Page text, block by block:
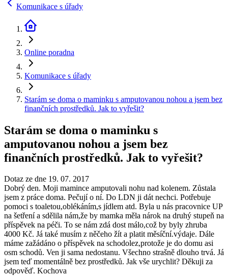
Komunikace s úřady
Online poradna
Komunikace s úřady
Starám se doma o maminku s amputovanou nohou a jsem bez
finančních prostředků. Jak to vyřešit?
Starám se doma o maminku s
amputovanou nohou a jsem bez
finančních prostředků. Jak to vyřešit?
Dotaz ze dne 19. 07. 2017
Dobrý den. Moji mamince amputovali nohu nad kolenem. Zůstala
jsem z práce doma. Pečují o ní. Do LDN ji dát nechci. Potřebuje
pomoci s toaletou,oblékáním,s jídlem atd. Byla u nás pracovnice UP
na šetření a sdělila nám,že by mamka měla nárok na druhý stupeň na
příspěvek na péči. To se nám zdá dost málo,což by byly zhruba
4000 Kč. Já také musím z něčeho žít a platit měsíční.výdaje. Dále
máme zažádáno o příspěvek na schodolez,protože je do domu asi
osm schodů. Ven ji sama nedostanu. Všechno strašně dlouho trvá. Já
jsem teď momentálně bez prostředků. Jak vše urychlit? Děkuji za
odpověď. Kochova